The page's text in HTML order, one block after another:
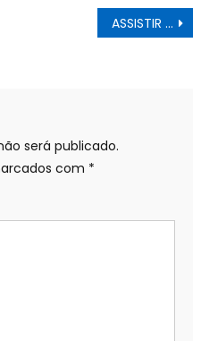
ASSISTIR AO VIVO ABC x Globo FC online ou TV, pelo Campeonato Potiguar de 2021, QUARTA (23/06) – BOLA ROLANDO – FUTEBOL AO VIVO, JOGOS, ESCALAÇÕES, PALPITES ONDE A BOLA ROLA
será publicado.
com *